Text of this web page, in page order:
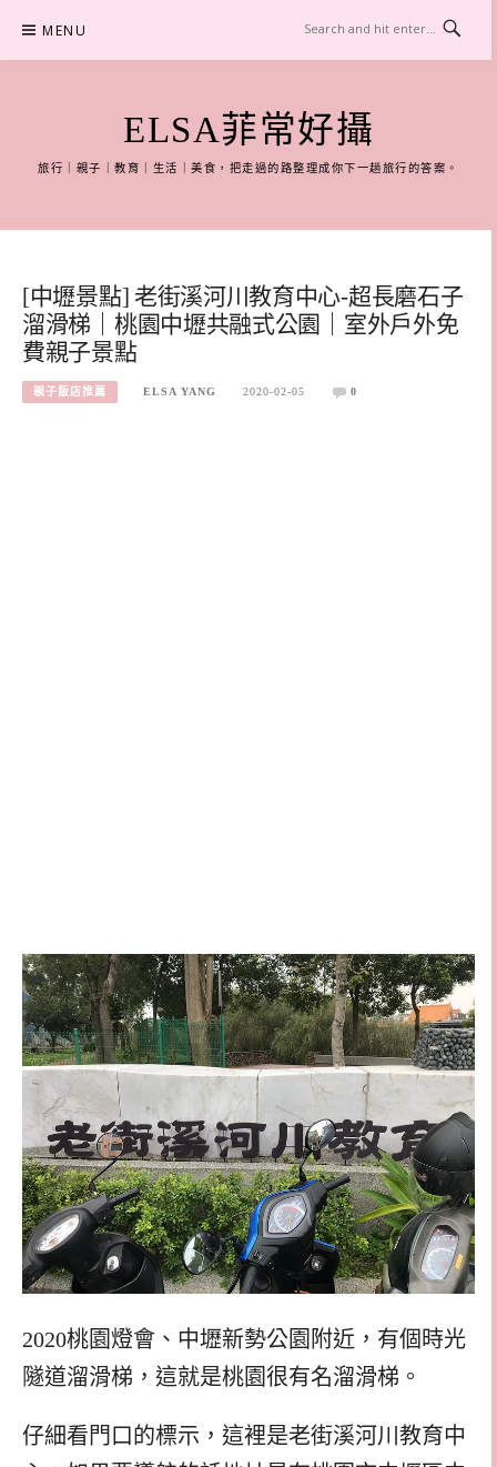
content
MENU
ELSA菲常好攝
旅行｜親子｜教育｜生活｜美食，把走過的路整理成你下一趟旅行的答案。
[中壢景點] 老街溪河川教育中心-超長磨石子
溜滑梯｜桃園中壢共融式公園｜室外戶外免
費親子景點
親子飯店推薦 ELSA YANG 2020-02-05 0
2020桃園燈會、中壢新勢公園附近，有個時光
隧道溜滑梯，這就是桃園很有名溜滑梯。
仔細看門口的標示，這裡是老街溪河川教育中